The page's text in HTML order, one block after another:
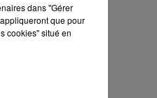
dans "Gérer
que pour
cookies" situé en